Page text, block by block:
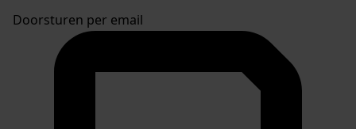
Doorsturen per email